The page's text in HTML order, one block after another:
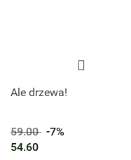
Ale drzewa!
59.00 -7%
54.60